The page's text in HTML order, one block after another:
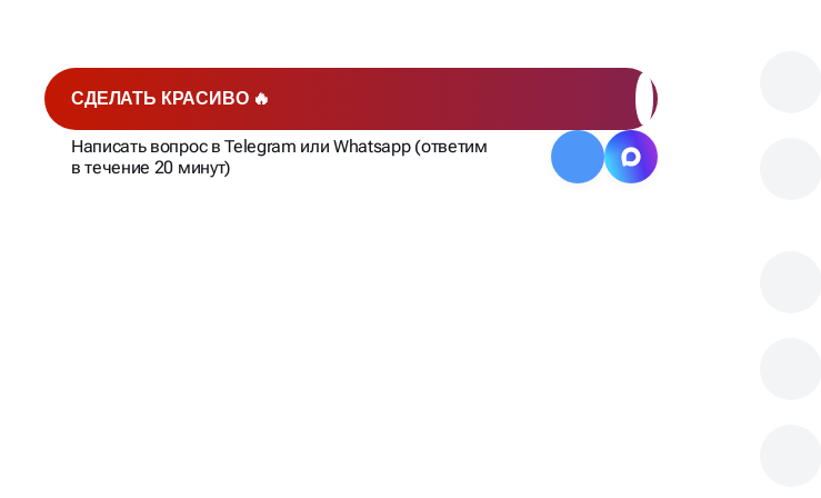
СДЕЛАТЬ КРАСИВО 🔥
Написать вопрос в Telegram или Whatsapp (ответим
в течение 20 минут)